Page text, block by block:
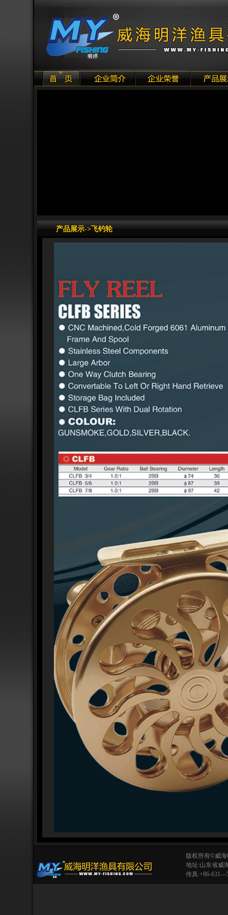
产品展示->飞钓轮
版权所有©威
地址:山东省威
传真:+86-